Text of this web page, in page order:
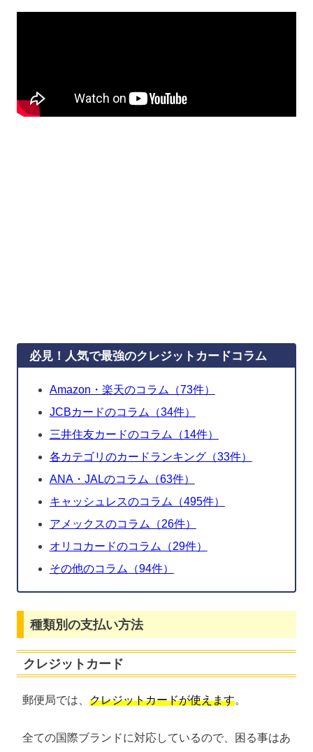
必見！人気で最強のクレジットカードコラム
Amazon・楽天のコラム（73件）
JCBカードのコラム（34件）
三井住友カードのコラム（14件）
各カテゴリのカードランキング（33件）
ANA・JALのコラム（63件）
キャッシュレスのコラム（495件）
アメックスのコラム（26件）
オリコカードのコラム（29件）
その他のコラム（94件）
種類別の支払い方法
クレジットカード
郵便局では、 クレジットカードが使えます。
全ての国際ブランドに対応しているので、困る事はあ